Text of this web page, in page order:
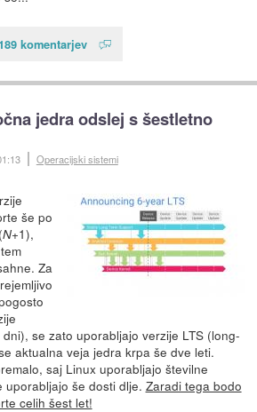
189 komentarjev
jedra odslej s šestletno
Operacijski sistemi
še po
N+1),
Za
se zato uporabljajo verzije LTS (long-
aktualna veja jedra krpa še dve leti.
saj Linux uporabljajo številne
še dosti dlje. Zaradi tega bodo
celih šest let!